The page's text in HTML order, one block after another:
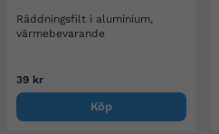
Räddningsfilt i aluminium,
värmebevarande
39 kr
Köp